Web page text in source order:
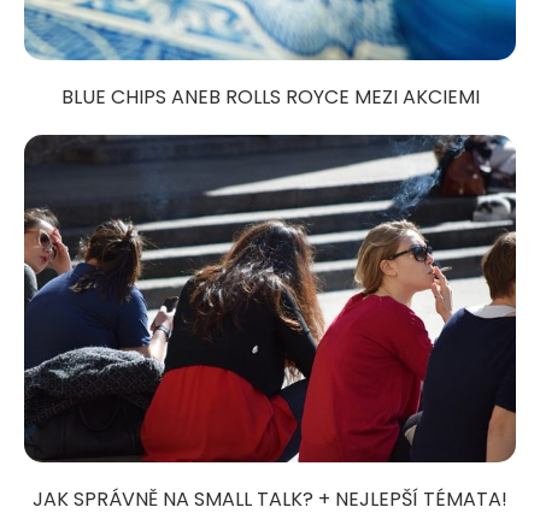
BLUE CHIPS ANEB ROLLS ROYCE MEZI AKCIEMI
JAK SPRÁVNĚ NA SMALL TALK? + NEJLEPŠÍ TÉMATA!